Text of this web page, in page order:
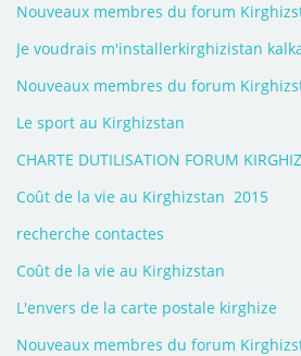
Je voudrais m'installerkirghizistan
Le sport au Kirghizstan
CHARTE DUTILISATION FORUM
Coût de la vie au Kirghizstan  2015
recherche contactes
Coût de la vie au Kirghizstan
L'envers de la carte postale kirghize
Nouveaux membres du forum